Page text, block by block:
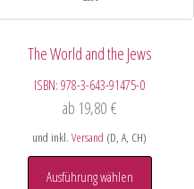
The World and the Jews
ISBN:978-3-643-91475-0
ab 19,80€
und inkl.Versand (D, A, CH)
Ausführung wählen